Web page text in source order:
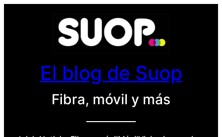
El blog de Suop
Fibra, móvil y más